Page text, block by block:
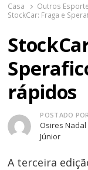
Casa
Outros
StockCar: Fraga e
rápidos
Autor
POSTADO POR
Osires Nadal
Júnior
A terceira